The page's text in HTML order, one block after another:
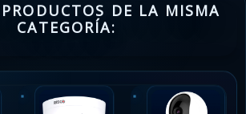
DE LA MISMA
CATEGORÍA: